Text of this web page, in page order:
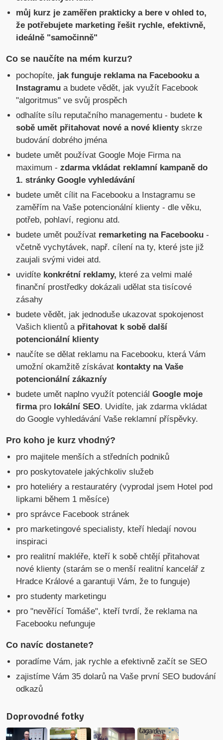
můj kurz je zaměřen prakticky a bere v ohled to,
že potřebujete marketing řešit rychle, efektivně,
ideálně "samočinně"
Co se naučíte na mém kurzu?
pochopíte, jak funguje reklama na Facebooku a
Instagramu a budete vědět, jak využít Facebook
"algoritmus" ve svůj prospěch
odhalíte sílu reputačního managementu - budete k
sobě umět přitahovat nové a nové klientyskrze
budování dobrého jména
budete umět používat Google Moje Firma na
maximum -zdarma vkládat reklamní kampaně do
1. stránky Google vyhledávání
budete umět cílit na Facebooku a Instagramu se
zaměřím na Vaše potencionální klienty - dle věku,
potřeb, pohlaví, regionu atd.
budete umět používat remarketing na Facebooku -
včetně vychytávek, např. cílení na ty, které jste již
zaujali svými videi atd.
uvidíte konkrétní reklamy, které za velmi malé
finanční prostředky dokázali udělat sta tisícové
zásahy
budete vědět, jak jednoduše ukazovat spokojenost
Vašich klientů a přitahovat k sobě další
potencionální klienty
naučíte se dělat reklamu na Facebooku, která Vám
umožní okamžitě získávat kontakty na Vaše
potencionální zákazníy
budete umět naplno využít potenciálGoogle moje
firmapro lokální SEO. Uvidíte, jak zdarma vkládat
do Google vyhledávání Vaše reklamní příspěvky.
Pro koho je kurz vhodný?
pro majitele menších a středních podniků
pro poskytovatele jakýchkoliv služeb
pro hoteliéry a restauratéry (vyprodal jsem Hotel pod
lipkami během 1 měsíce)
pro správce Facebook stránek
pro marketingové specialisty, kteří hledají novou
inspiraci
pro realitní makléře, kteří k sobě chtějí přitahovat
nové klienty (starám se o menší realitní kancelář z
Hradce Králové a garantuji Vám, že to funguje)
pro studenty marketingu
pro "nevěřící Tomáše", kteří tvrdí, že reklama na
Facebooku nefunguje
Co navíc dostanete?
poradíme Vám, jak rychle a efektivně začít se SEO
zajistíme Vám 35 dolarů na Vaše první SEO budování
odkazů
Doprovodné fotky